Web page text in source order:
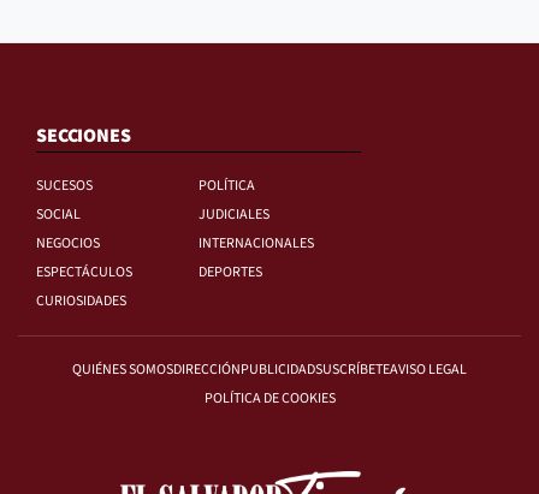
SECCIONES
SUCESOS
POLÍTICA
SOCIAL
JUDICIALES
NEGOCIOS
INTERNACIONALES
ESPECTÁCULOS
DEPORTES
CURIOSIDADES
QUIÉNES SOMOSDIRECCIÓNPUBLICIDADSUSCRÍBETEAVISO LEGAL
POLÍTICA DE COOKIES